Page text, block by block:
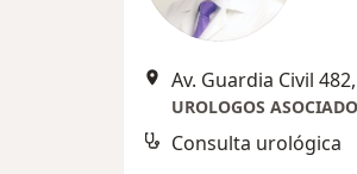
Av. Guardia Civil
UROLOGOS
Consulta urológica